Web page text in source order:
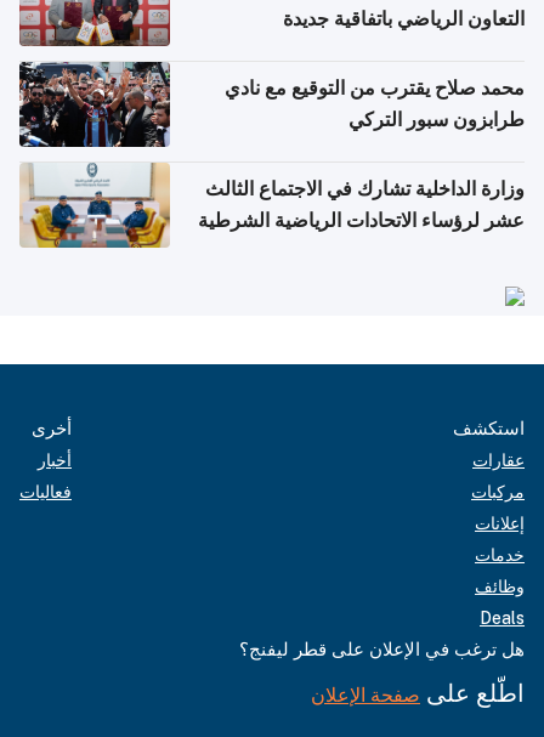
التعاون الرياضي باتفاقية جديدة
محمد صلاح يقترب من التوقيع مع نادي
طرابزون سبور التركي
وزارة الداخلية تشارك في الاجتماع الثالث
عشر لرؤساء الاتحادات الرياضية الشرطية
استكشف
عقارات
مركبات
إعلانات
خدمات
وظائف
Deals
أخرى
أخبار
فعاليات
هل ترغب في الإعلان على قطر ليفنج؟
اطّلع على صفحة الإعلان